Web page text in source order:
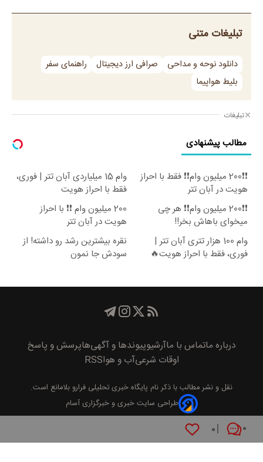
۰ ۰
تبلیغات متنی
دانلود نوحه و مداحی صرافی ارز دیجیتال
راهنمای سفر
بلیط هواپیما
تبلیغات
مطالب پیشنهادی
❗❗200 میلیون وام❗❗ فقط با احراز
هویت در آبان تتر
وام 15 میلیاردی آبان تتر | فوری،
فقط با احراز هویت
❗❗200 میلیون وام❗❗ هر چی
میخوای باهاش بخر!!
200 میلیون وام ❗❗ با احراز
هویت در آبان تتر
وام 100 هزار تتری آبان تتر |
فوری، فقط با احراز هویت🔥
نقره بیشترین رشد رو داشته! از
سودش جا نمون
درباره ماتماس با ماآرشیوپیوند‌ها و آگهی‌هاپرسش و پاسخ
اوقات شرعیآب و هواRSS
نقل و نشر مطالب با ذکر نام پايگاه خبری تحليلی فرارو بلامانع است.
طراحی سایت خبری و خبرگزاری آسام